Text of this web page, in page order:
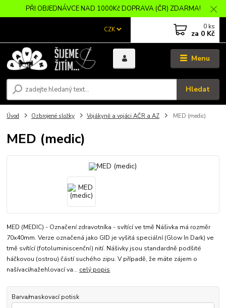
PŘI OBJEDNÁVCE NAD 1000Kč DOPRAVA (ČR) ZDARMA!
Menu
CZK
Hledat
0 ks
za 0 Kč
Úvod Ozbrojené složky Vojákyně a vojáci AČR a AZ MED (medic)
MED (medic)
MED (MEDIC) - Označení zdravotníka - svítící ve tmě Nášivka má rozměr
70x40mm. Verze označená jako GID je vyšitá speciální (Glow In Dark) ve
tmě svítící (fotoluminiscenční) nití. Nášivky jsou standardně podšité
háčkovou (ostrou) částí suchého zipu. V případě, že máte zájem o
našívací/nažehlovací va... celý popis
Barva/maskovací potisk